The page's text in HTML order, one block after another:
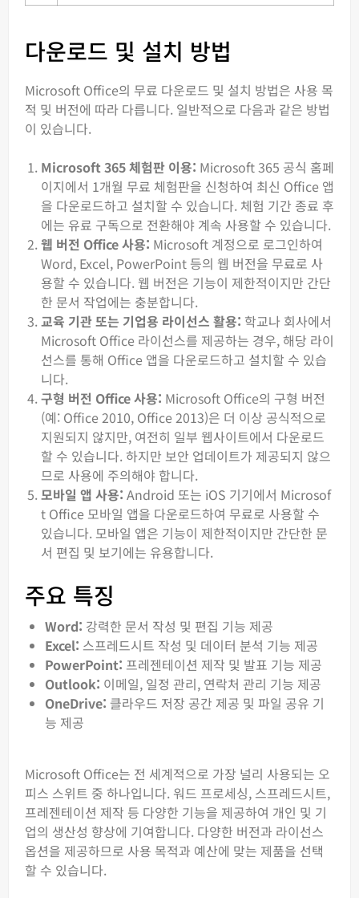
다운로드 및 설치 방법
Microsoft Office의 무료 다운로드 및 설치 방법은 사용 목
적 및 버전에 따라 다릅니다. 일반적으로 다음과 같은 방법
이 있습니다.
Microsoft 365 체험판 이용: Microsoft 365 공식 홈페
이지에서 1개월 무료 체험판을 신청하여 최신 Office 앱
을 다운로드하고 설치할 수 있습니다. 체험 기간 종료 후
에는 유료 구독으로 전환해야 계속 사용할 수 있습니다.
웹 버전 Office 사용: Microsoft 계정으로 로그인하여
Word, Excel, PowerPoint 등의 웹 버전을 무료로 사
용할 수 있습니다. 웹 버전은 기능이 제한적이지만 간단
한 문서 작업에는 충분합니다.
교육 기관 또는 기업용 라이선스 활용: 학교나 회사에서
Microsoft Office 라이선스를 제공하는 경우, 해당 라이
선스를 통해 Office 앱을 다운로드하고 설치할 수 있습
니다.
구형 버전 Office 사용: Microsoft Office의 구형 버전
(예: Office 2010, Office 2013)은 더 이상 공식적으로
지원되지 않지만, 여전히 일부 웹사이트에서 다운로드
할 수 있습니다. 하지만 보안 업데이트가 제공되지 않으
므로 사용에 주의해야 합니다.
모바일 앱 사용: Android 또는 iOS 기기에서 Microsof
t Office 모바일 앱을 다운로드하여 무료로 사용할 수
있습니다. 모바일 앱은 기능이 제한적이지만 간단한 문
서 편집 및 보기에는 유용합니다.
주요 특징
Word: 강력한 문서 작성 및 편집 기능 제공
Excel: 스프레드시트 작성 및 데이터 분석 기능 제공
PowerPoint: 프레젠테이션 제작 및 발표 기능 제공
Outlook: 이메일, 일정 관리, 연락처 관리 기능 제공
OneDrive: 클라우드 저장 공간 제공 및 파일 공유 기
능 제공
Microsoft Office는 전 세계적으로 가장 널리 사용되는 오
피스 스위트 중 하나입니다. 워드 프로세싱, 스프레드시트,
프레젠테이션 제작 등 다양한 기능을 제공하여 개인 및 기
업의 생산성 향상에 기여합니다. 다양한 버전과 라이선스
옵션을 제공하므로 사용 목적과 예산에 맞는 제품을 선택
할 수 있습니다.